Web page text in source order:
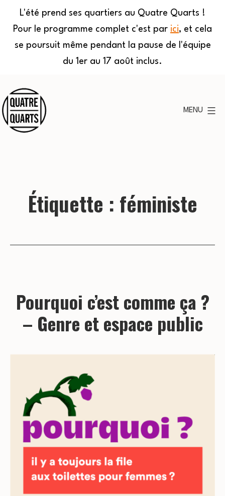
L'été prend ses quartiers au Quatre Quarts !
Pour le programme complet c'est par ici, et cela
se poursuit même pendant la pause de l'équipe
du 1er au 17 août inclus.
au
contenu
MENU
Étiquette : féministe
Pourquoi c’est comme ça ?
– Genre et espace public